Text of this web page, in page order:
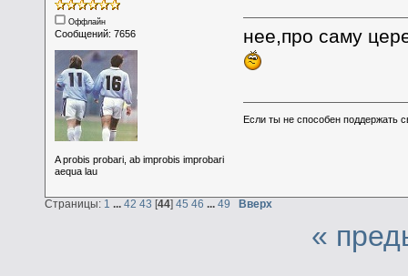
Оффлайн
Сообщений: 7656
A probis probari, ab improbis improbari
aequa lau
нее,про саму
Если ты не способен поддержать
Страницы: 1 ... 42 43 [44] 45 46 ... 49 Вверх
«